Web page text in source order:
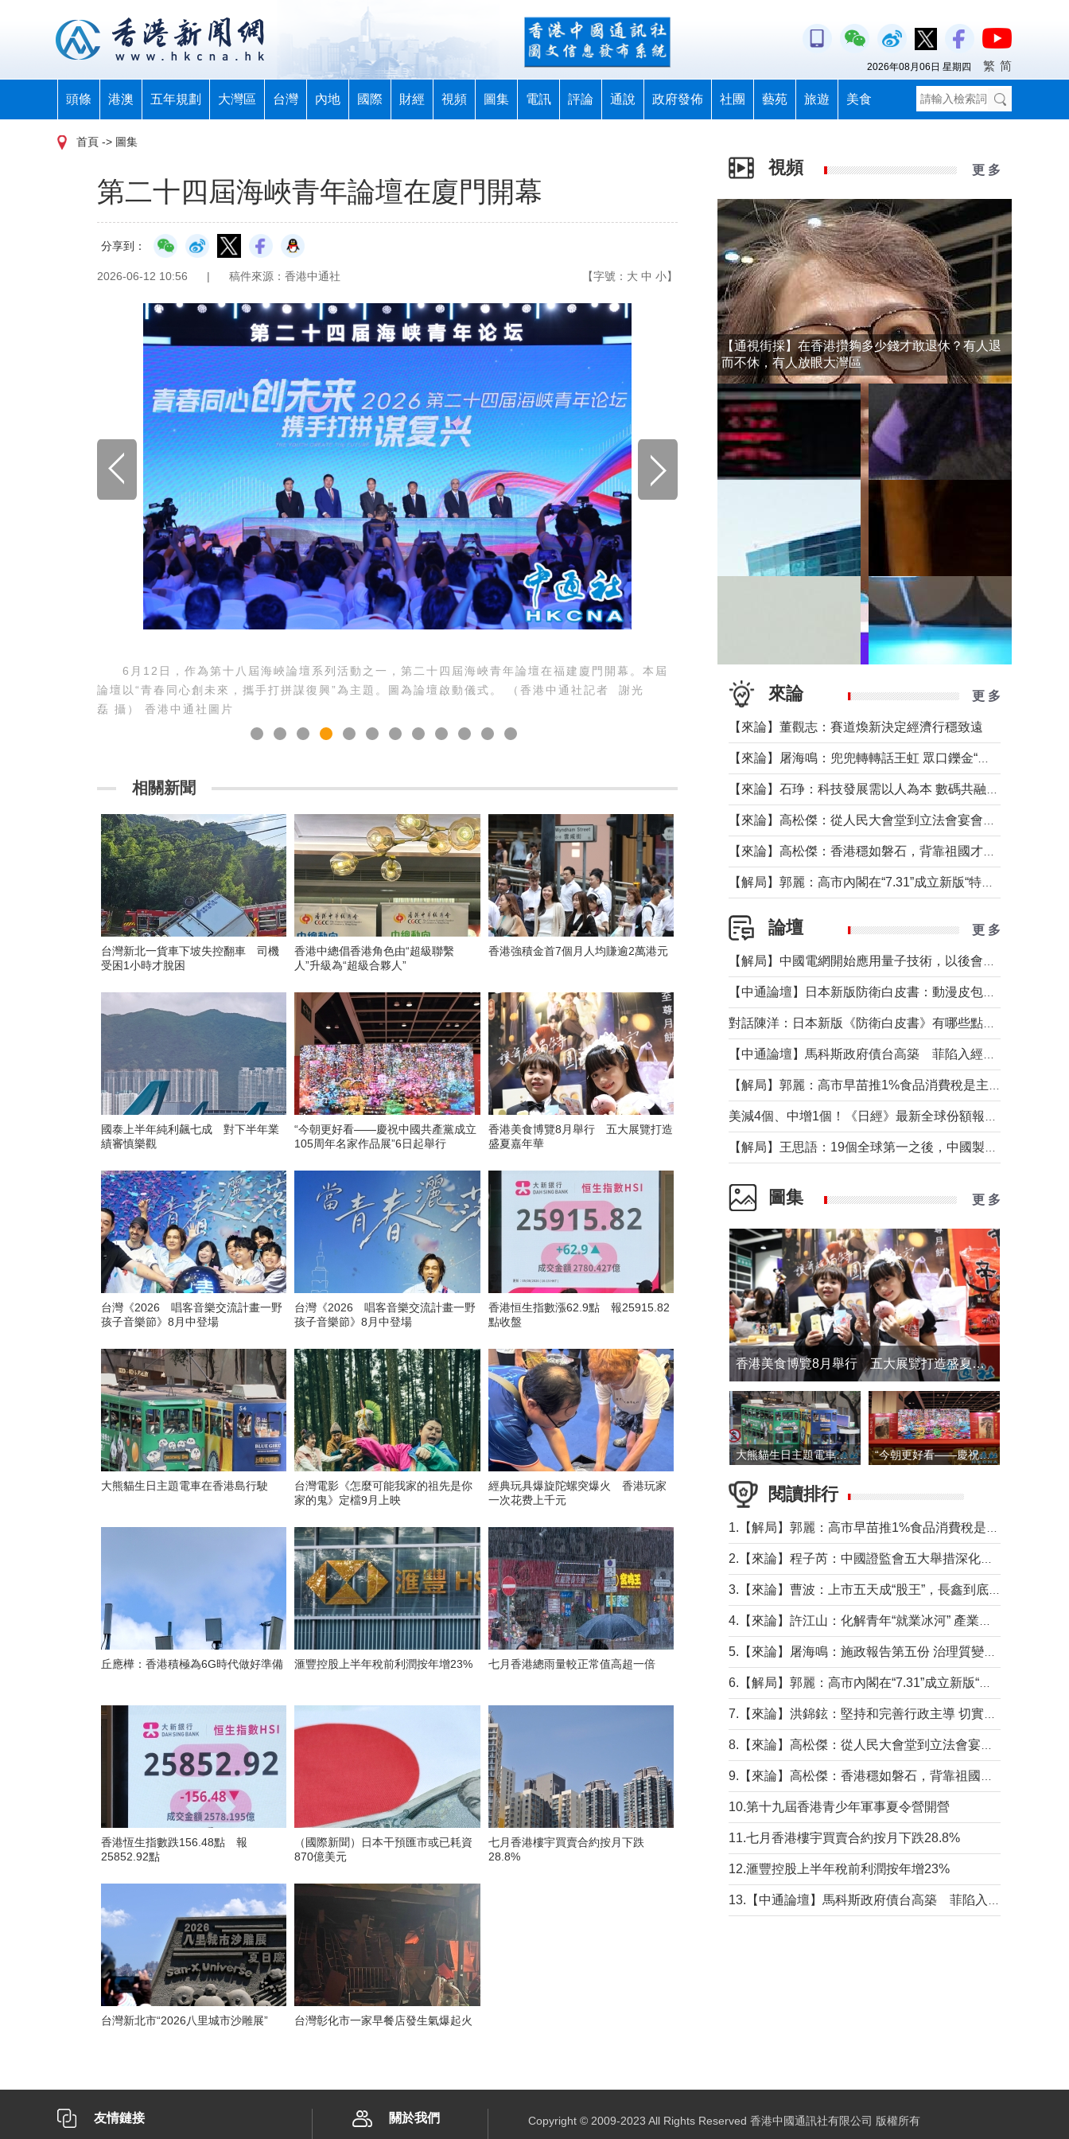
頭條 港澳 五年規劃 大灣區 台灣 內地 國際 財經 視頻 圖集 電訊 評論 通說 政府發佈 社團 藝苑 旅遊 美食
2026年08月06日 星期四 繁 简
首頁 -> 圖集
第二十四屆海峽青年論壇在廈門開幕
分享到：
2026-06-12 10:56 | 稿件來源：香港中通社 【字號： 大 中 小】
6月12日，作為第十八屆海峽論壇系列活動之一，第二十四屆海峽青年論壇在福建廈門開幕。本屆
論壇以“青春同心創未來，攜手打拼謀復興”為主題。圖為全國青聯主席徐曉在論壇開幕式上致辭。 （香
港中通社記者 謝光磊 攝） 香港中通社圖片
相關新聞
台灣新北一貨車下坡失控翻車 司機
受困1小時才脫困
香港中總倡香港角色由“超級聯繫
人”升級為“超級合夥人”
香港強積金首7個月人均賺逾2萬港元
國泰上半年純利飆七成 對下半年業
績審慎樂觀
“今朝更好看——慶祝中國共產黨成立
105周年名家作品展”6日起舉行
香港美食博覽8月舉行 五大展覽打造
盛夏嘉年華
台灣《2026 唱客音樂交流計畫一野
孩子音樂節》8月中登場
台灣《2026 唱客音樂交流計畫一野
孩子音樂節》8月中登場
香港恒生指數漲62.9點 報25915.82
點收盤
大熊貓生日主題電車在香港島行駛
台灣電影《怎麼可能我家的祖先是你
家的鬼》定檔9月上映
經典玩具爆旋陀螺突爆火 香港玩家
一次花费上千元
丘應樺：香港積極為6G時代做好準備 滙豐控股上半年稅前利潤按年增23% 七月香港總雨量較正常值高超一倍
香港恆生指數跌156.48點 報
25852.92點
（國際新聞）日本干預匯市或已耗資
870億美元
七月香港樓宇買賣合約按月下跌
28.8%
台灣新北市“2026八里城市沙雕展” 台灣彰化市一家早餐店發生氣爆起火
視頻 更 多
【通視街採】在香港攢夠多少錢才敢退休？有人退
而不休，有人放眼大灣區
來論 更 多
【來論】董觀志：賽道煥新決定經濟行穩致遠
論壇 更 多
圖集 更 多
香港美食博覽8月舉行 五大展覽打造盛夏嘉年華
大熊貓生日主題電車在香港島行駛 “今朝更好看——慶祝中國共產黨成立105周年名家作品展”6日起舉行
閱讀排行
10.第十九屆香港青少年軍事夏令營開營
11.七月香港樓宇買賣合約按月下跌28.8%
12.滙豐控股上半年稅前利潤按年增23%
友情鏈接 關於我們 Copyright © 2009-2023 All Rights Reserved 香港中國通訊社有限公司 版權所有